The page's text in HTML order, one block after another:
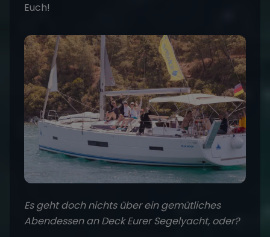
Euch!
Es geht doch nichts über ein gemütliches
Abendessen an Deck Eurer Segelyacht, oder?